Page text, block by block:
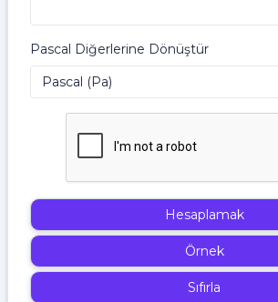
Pascal Diğerlerine Dönüştür
Hesaplamak
Örnek
Sıfırla